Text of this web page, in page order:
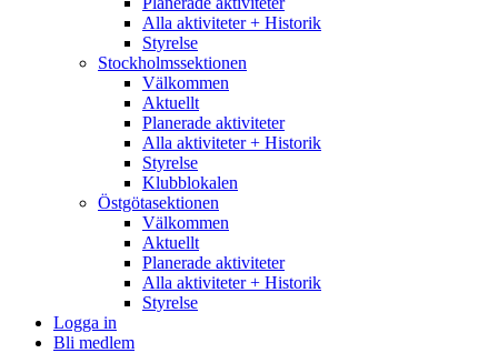
Alla aktiviteter + Historik
Styrelse
Stockholmssektionen
Välkommen
Aktuellt
Planerade aktiviteter
Alla aktiviteter + Historik
Styrelse
Klubblokalen
Östgötasektionen
Välkommen
Aktuellt
Planerade aktiviteter
Alla aktiviteter + Historik
Styrelse
Logga in
Bli medlem